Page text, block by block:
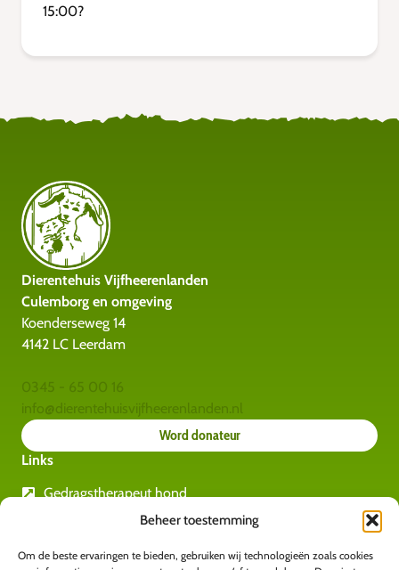
Beheer toestemming
Om de beste ervaringen te bieden, gebruiken wij technologieën zoals cookies
15:00?
Dierentehuis Vijfheerenlanden
Culemborg en omgeving
Koenderseweg 14
4142 LC Leerdam
0345 - 65 00 16
info@dierentehuisvijfheerenlanden.nl
Word donateur
Links
Gedragstherapeut hond
Amvedi